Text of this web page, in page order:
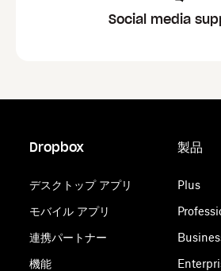
Social media
Dropbox
デスクトップ アプリ
モバイル アプリ
連携パートナー
機能
製品
Plus